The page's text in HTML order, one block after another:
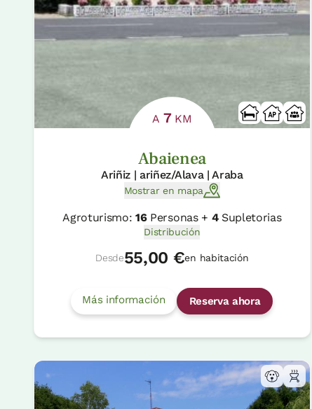
A 7KM
Abaienea
Ariñiz | ariñez/Alava | Araba
Mostrar en mapa
Agroturismo:16Personas + 4Supletorias
Distribución
Desde55,00 €en habitación
Más información Reserva ahora